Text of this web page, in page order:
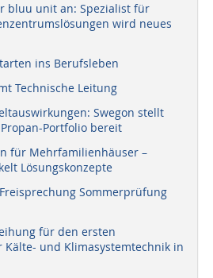
bluu unit an: Spezialist für
wird neues
ins Berufsleben
Technische Leitung
Swegon stellt
Portfolio bereit
für Mehrfamilienhäuser –
Lösungskonzepte
Sommerprüfung
für den ersten
Kälte- und Klimasystemtechnik in